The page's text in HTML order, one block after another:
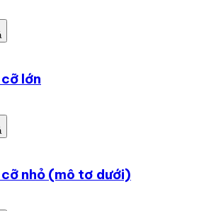
lớn
nhỏ (mô tơ dưới)